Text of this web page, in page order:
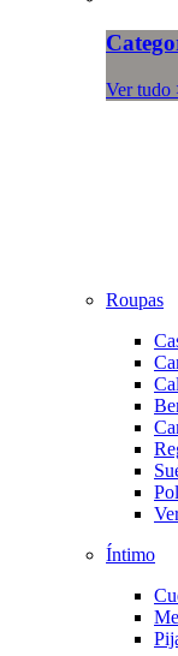
Ver tudo
Roupas
Íntimo